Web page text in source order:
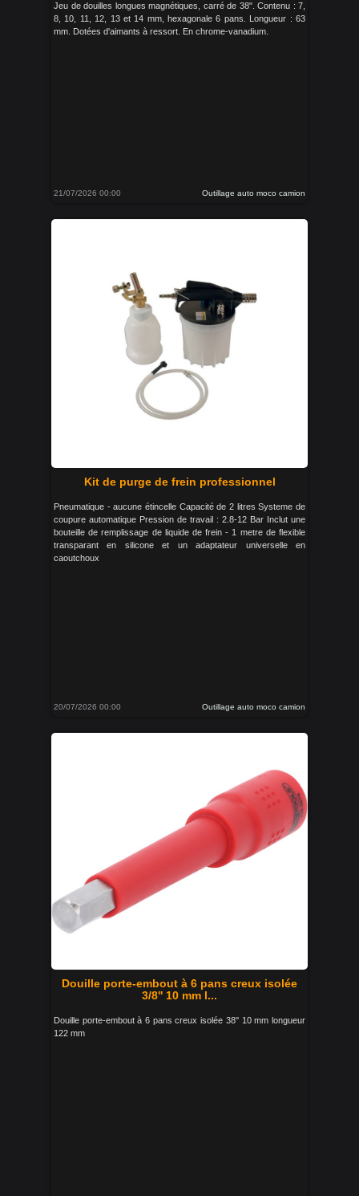
Jeu de douilles longues magnétiques, carré de 38". Contenu : 7,
8, 10, 11, 12, 13 et 14 mm, hexagonale 6 pans. Longueur : 63
mm. Dotées d'aimants à ressort. En chrome-vanadium.
21/07/2026 00:00 Outillage auto moco camion
Kit de purge de frein professionnel
Pneumatique - aucune étincelle Capacité de 2 litres Systeme de
coupure automatique Pression de travail : 2.8-12 Bar Inclut une
bouteille de remplissage de liquide de frein - 1 metre de flexible
transparant en silicone et un adaptateur universelle en
caoutchoux
20/07/2026 00:00 Outillage auto moco camion
Douille porte-embout à 6 pans creux isolée
3/8'' 10 mm l...
Douille porte-embout à 6 pans creux isolée 38'' 10 mm longueur
122 mm